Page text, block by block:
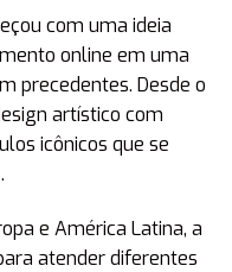
com uma ideia
online em uma
precedentes. Desde o
artístico com
icônicos que se
e América Latina, a
atender diferentes